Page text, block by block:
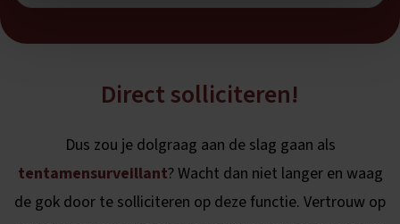
Direct solliciteren!
Dus zou je dolgraag aan de slag gaan als
tentamensurveillant? Wacht dan niet langer en waag
de gok door te solliciteren op deze functie. Vertrouw op